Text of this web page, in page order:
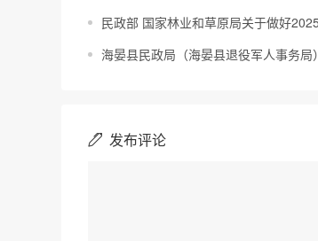
民政部 国家林业和草原局关于做好
海晏县民政局（海晏县退役军人事务局
发布评论